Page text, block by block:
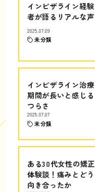
インビザライン経験
者が語るリアルな声
2025.07.09
未分類
インビザライン治療
期間が長いと感じる
つらさ
2025.07.07
未分類
ある30代女性の矯正
体験談！痛みとどう
向き合ったか